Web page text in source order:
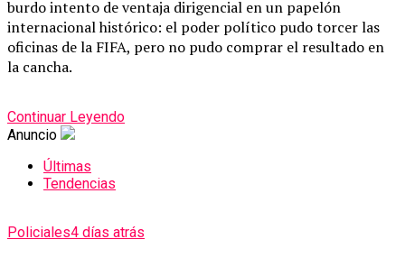
burdo intento de ventaja dirigencial en un papelón
internacional histórico: el poder político pudo torcer las
oficinas de la FIFA, pero no pudo comprar el resultado en
la cancha.
Continuar Leyendo
Anuncio
Últimas
Tendencias
Policiales4 días atrás